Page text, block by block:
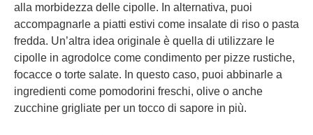
alla morbidezza delle cipolle. In alternativa, puoi
accompagnarle a piatti estivi come insalate di riso o pasta
fredda. Un’altra idea originale è quella di utilizzare le
cipolle in agrodolce come condimento per pizze rustiche,
focacce o torte salate. In questo caso, puoi abbinarle a
ingredienti come pomodorini freschi, olive o anche
zucchine grigliate per un tocco di sapore in più.